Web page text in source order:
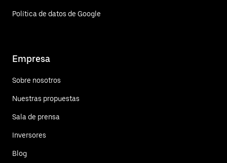
Política de datos de Google
Empresa
Sobre nosotros
Nuestras propuestas
Sala de prensa
Inversores
Blog